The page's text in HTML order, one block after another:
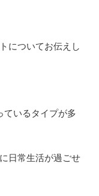
についてお伝えし
ているタイプが多
日常生活が過ごせ